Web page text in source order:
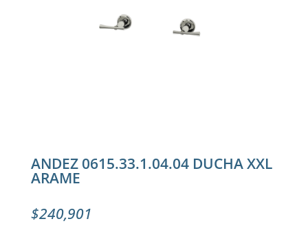
ANDEZ 0615.33.1.04.04 DUCHA XXL
ARAME
$240,901